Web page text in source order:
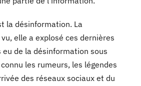
la désinformation. La
elle a explosé ces dernières
de la désinformation sous
les rumeurs, les légendes
des réseaux sociaux et du